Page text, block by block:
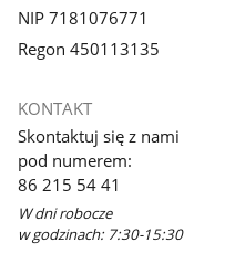
NIP 7181076771
Regon 450113135
KONTAKT
Skontaktuj się z nami
pod numerem:
86 215 54 41
W dni robocze
w godzinach: 7:30-15:30